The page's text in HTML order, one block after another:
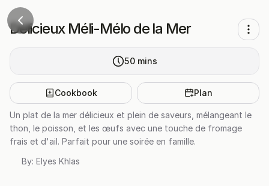
Délicieux Méli-Mélo de la Mer
50 mins
Cookbook Plan
Un plat de la mer délicieux et plein de saveurs, mélangeant le
thon, le poisson, et les œufs avec une touche de fromage
frais et d'ail. Parfait pour une soirée en famille.
By: Elyes Khlas